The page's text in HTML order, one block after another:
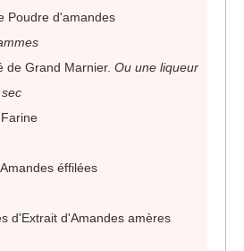
Poudre d'amandes
de Grand Marnier. Ou une liqueur
éffilées
d'Extrait d'Amandes amères